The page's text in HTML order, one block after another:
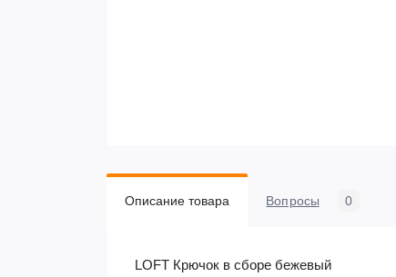
Описание товара Вопросы 0
LOFT Крючок в сборе бежевый